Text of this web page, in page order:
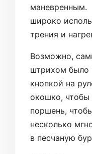
маневренным.
широко
трения и
Возможно,
штрихом было
кнопкой на
окошко, чтобы
поршень,
несколько
в песчаную